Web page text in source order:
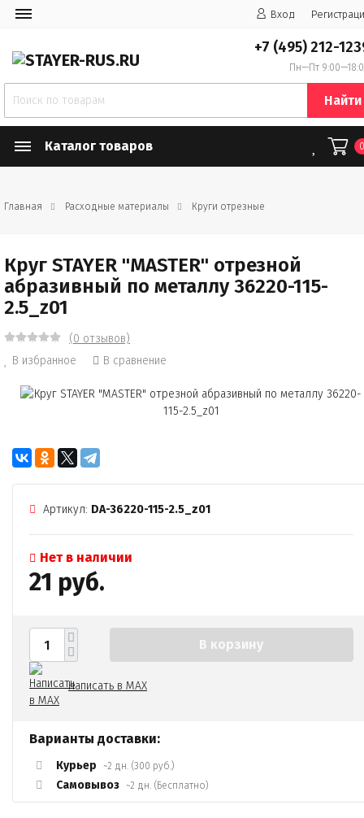
Вход
+7 (495) 212-
Пн—Пт
Найти
Каталог товаров
Главная Расходные материалы Круги отрезные
Круг STAYER "MASTER" отрезной
абразивный по металлу 36220-115-
2.5_z01
(0 отзывов)
В избранное
В сравнение
Артикул: DA-36220-115-2.5_z01
Нет в наличии
21 руб.
В корзину
Написать в MAX
Варианты доставки:
Курьер ~2 дн. (300 руб.)
Самовывоз ~2 дн. (Бесплатно)